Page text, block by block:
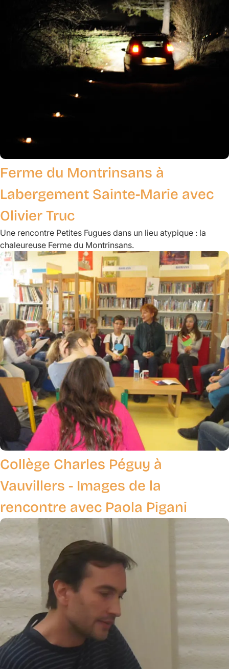
Ferme du Montrinsans à
Labergement Sainte-Marie avec
Olivier Truc
Une rencontre Petites Fugues dans un lieu atypique : la
chaleureuse Ferme du Montrinsans.
Collège Charles Péguy à
Vauvillers - Images de la
rencontre avec Paola Pigani